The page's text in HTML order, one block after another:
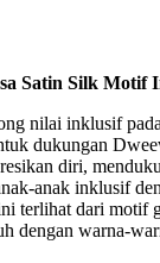
Satin Silk Motif
nilai inklusif
dukungan
diri,
anak inklusif
terlihat dari motif
dengan warna-